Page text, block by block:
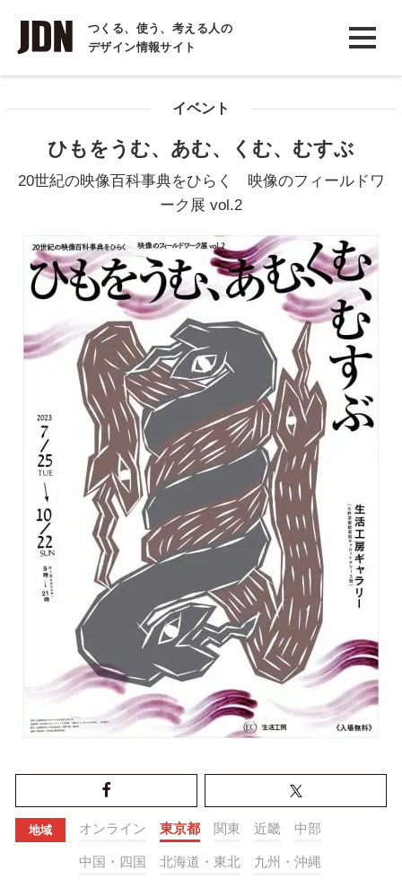
つくる、使う、考える人の
デザイン情報サイト
INTERVIEW
インタビュー
COLUMN
イベント
ひもをうむ、あむ、くむ、むすぶ
20世紀の映像百科事典をひらく 映像のフィールドワ
ーク展 vol.2
地域 オンライン 東京都 関東 近畿 中部
中国・四国 北海道・東北 九州・沖縄